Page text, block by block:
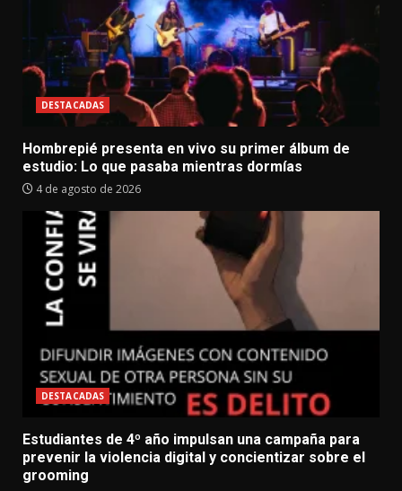
DESTACADAS
Hombrepié presenta en vivo su primer álbum de
estudio: Lo que pasaba mientras dormías
4 de agosto de 2026
DESTACADAS
Estudiantes de 4º año impulsan una campaña para
prevenir la violencia digital y concientizar sobre el
grooming